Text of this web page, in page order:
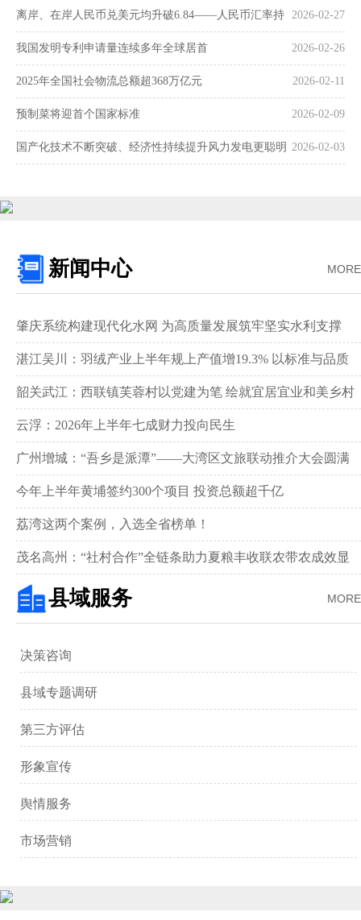
2026-02-27
离岸、在岸人民币兑美元均升破6.84——人民币汇率持
续走强 2026-02-26
我国发明专利申请量连续多年全球居首
2026-02-11
2025年全国社会物流总额超368万亿元
2026-02-09
预制菜将迎首个国家标准
2026-02-03
国产化技术不断突破、经济性持续提升风力发电更聪明
MORE
新闻中心
肇庆系统构建现代化水网 为高质量发展筑牢坚实水利支撑‌
湛江吴川：羽绒产业上半年规上产值增19.3% 以标准与品质
领跑全国赛道‌
韶关武江：西联镇芙蓉村以党建为笔 绘就宜居宜业和美乡村
新画卷‌
云浮：2026年上半年七成财力投向民生
广州增城：“吾乡是派潭”——大湾区文旅联动推介大会圆满
举行
今年上半年黄埔签约300个项目 投资总额超千亿
荔湾这两个案例，入选全省榜单！
茂名高州：“社村合作”全链条助力夏粮丰收联农带农成效显
著‌
MORE
县域服务
决策咨询
县域专题调研
第三方评估
形象宣传
舆情服务
市场营销